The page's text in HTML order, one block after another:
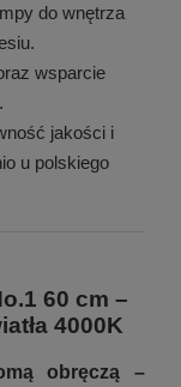
do wnętrza
wsparcie
jakości i
u polskiego
60 cm –
4000K
obręczą –